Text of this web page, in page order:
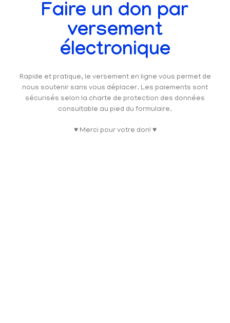
Faire un don par
versement
électronique
Rapide et pratique, le versement en ligne vous permet de
nous soutenir sans vous déplacer. Les paiements sont
sécurisés selon la charte de protection des données
consultable au pied du formulaire.
♥ Merci pour votre don! ♥